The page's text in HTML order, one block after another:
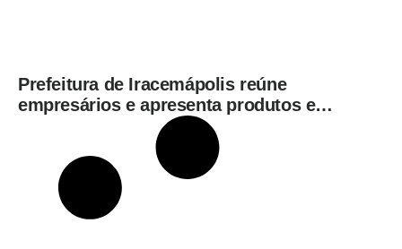
Prefeitura de Iracemápolis reúne
empresários e apresenta produtos e
serviços do Governo do Estado